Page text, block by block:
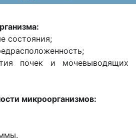
состояния;
почек и мочевыводящих
микроорганизмов: